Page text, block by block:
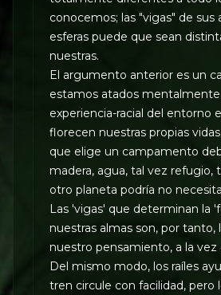
conocemos; las "vigas" de sus
esferas puede que sean
nuestras.
El argumento anterior es un
estamos atados
experiencia-racial del entorno
florecen nuestras propias
que elige un campamento
madera, agua, tal vez refugio,
otro planeta podría no
Las 'vigas' que determinan la
nuestras almas son, por tanto,
nuestro pensamiento, a la vez
Del mismo modo, los raíles
tren circule con facilidad, pero